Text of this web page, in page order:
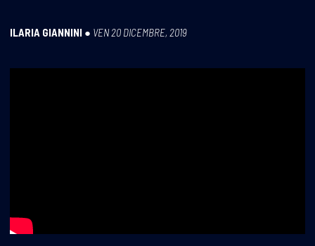
ILARIA GIANNINI ● VEN 20 DICEMBRE, 2019